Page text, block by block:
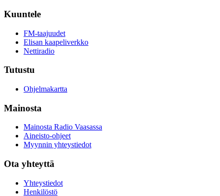
Kuuntele
FM-taajuudet
Elisan kaapeliverkko
Nettiradio
Tutustu
Ohjelmakartta
Mainosta
Mainosta Radio Vaasassa
Aineisto-ohjeet
Myynnin yhteystiedot
Ota yhteyttä
Yhteystiedot
Henkilöstö